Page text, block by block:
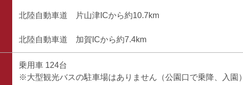
北陸自動車道 片山津ICから約10.7km
北陸自動車道 加賀ICから約7.4km
乗用車 124台
※大型観光バスの駐車場はありません（公園口で乗降、入園）